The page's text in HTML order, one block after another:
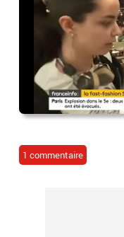
1 commentaire